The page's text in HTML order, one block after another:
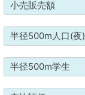
小売販売額
半径500m人口(夜)
半径500m学生